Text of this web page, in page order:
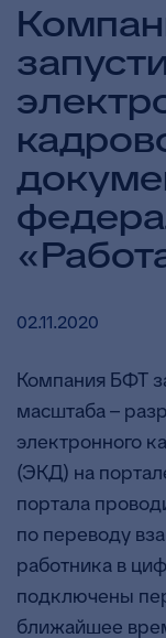
02.11.2020
Компания БФТ
масштаба –
электронного
(ЭКД) на
портала
по переводу
работника в
подключены
ближайшее